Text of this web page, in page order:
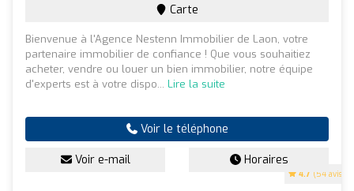
4.7 (54 avis)
Carte
Bienvenue à l'Agence Nestenn Immobilier de Laon, votre
partenaire immobilier de confiance ! Que vous souhaitiez
acheter, vendre ou louer un bien immobilier, notre équipe
d'experts est à votre dispo... Lire la suite
Voir le téléphone
Voir e-mail Horaires